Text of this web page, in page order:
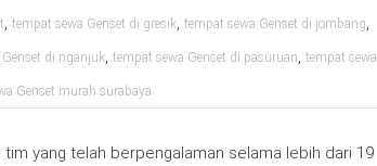
, tempat sewa Genset di gresik, tempat sewa Genset di jombang,
di nganjuk, tempat sewa Genset di pasuruan, tempat sewa
Genset murah surabaya
yang telah berpengalaman selama lebih dari 19